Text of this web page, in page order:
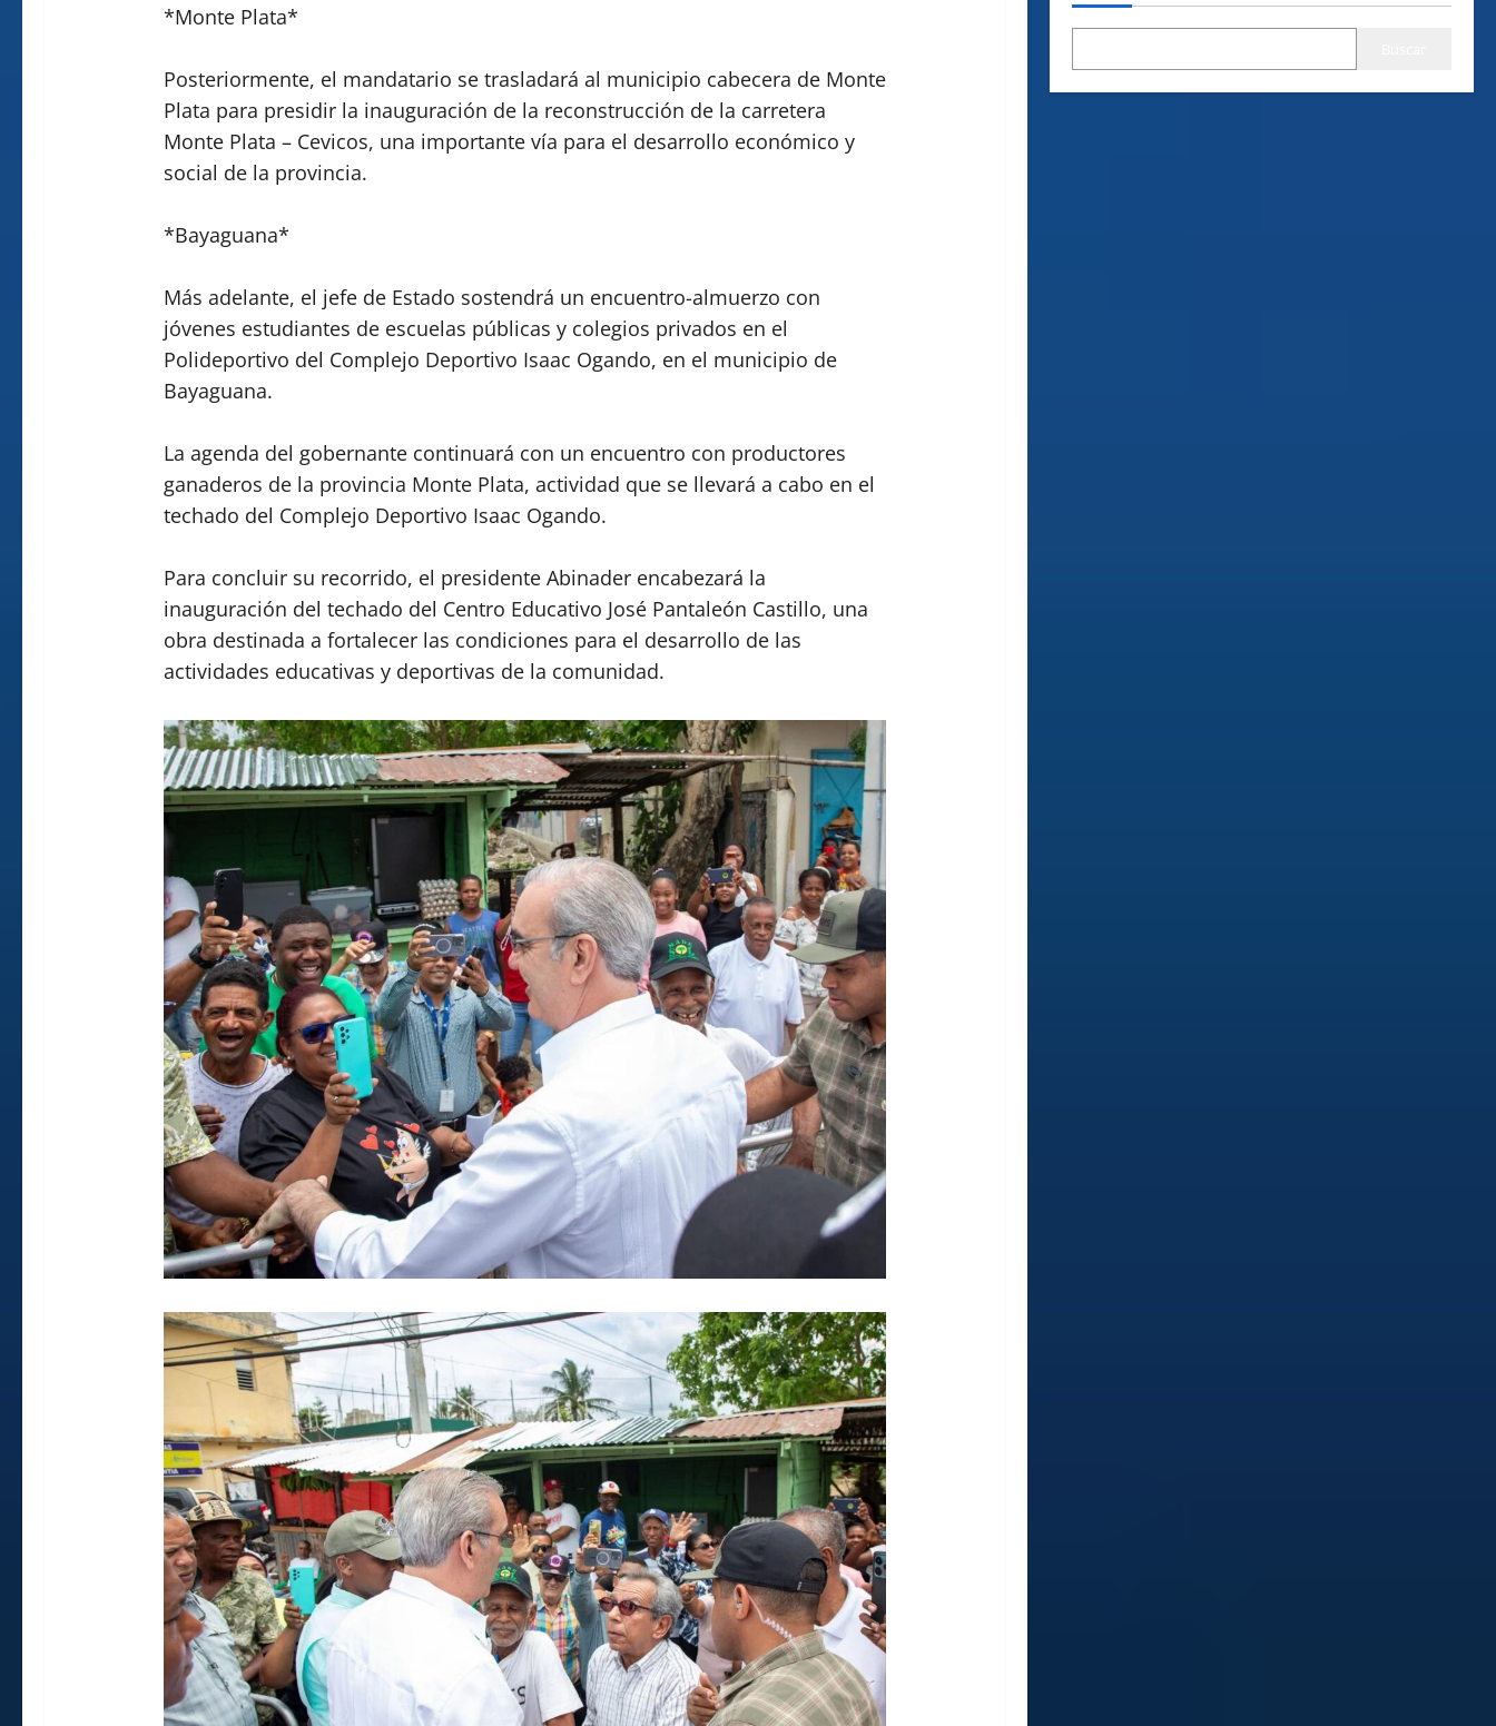
*Monte Plata*
Posteriormente, el mandatario se trasladará al municipio cabecera de Monte
Plata para presidir la inauguración de la reconstrucción de la carretera
Monte Plata – Cevicos, una importante vía para el desarrollo económico y
social de la provincia.
*Bayaguana*
Más adelante, el jefe de Estado sostendrá un encuentro-almuerzo con
jóvenes estudiantes de escuelas públicas y colegios privados en el
Polideportivo del Complejo Deportivo Isaac Ogando, en el municipio de
Bayaguana.
La agenda del gobernante continuará con un encuentro con productores
ganaderos de la provincia Monte Plata, actividad que se llevará a cabo en el
techado del Complejo Deportivo Isaac Ogando.
Para concluir su recorrido, el presidente Abinader encabezará la
inauguración del techado del Centro Educativo José Pantaleón Castillo, una
obra destinada a fortalecer las condiciones para el desarrollo de las
actividades educativas y deportivas de la comunidad.